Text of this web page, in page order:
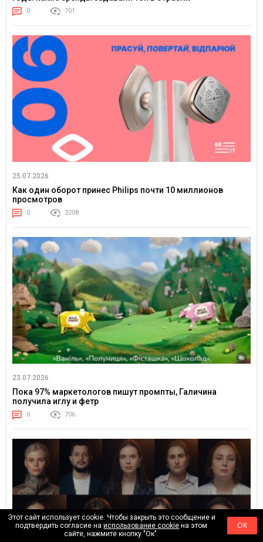
0 701
25.07.2026
Как один оборот принес Philips почти 10 миллионов
просмотров
0 3208
23.07.2026
Пока 97% маркетологов пишут промпты, Галичина
получила иглу и фетр
0 706
Этот сайт использует cookie. Чтобы закрыть это сообщение и
подтвердить согласие наиспользование cookie на этом
сайте, нажмите кнопку "Ок".
ОК